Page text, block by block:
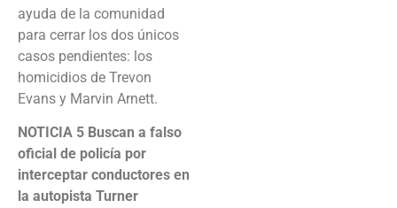
ayuda de la comunidad
para cerrar los dos únicos
casos pendientes: los
homicidios de Trevon
Evans y Marvin Arnett.
NOTICIA 5 Buscan a falso
oficial de policía por
interceptar conductores en
la autopista Turner